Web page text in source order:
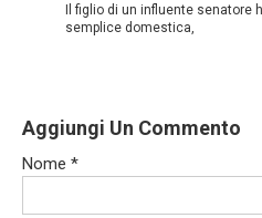
Il figlio di un influente senatore
semplice domestica,
Aggiungi Un Commento
Nome *